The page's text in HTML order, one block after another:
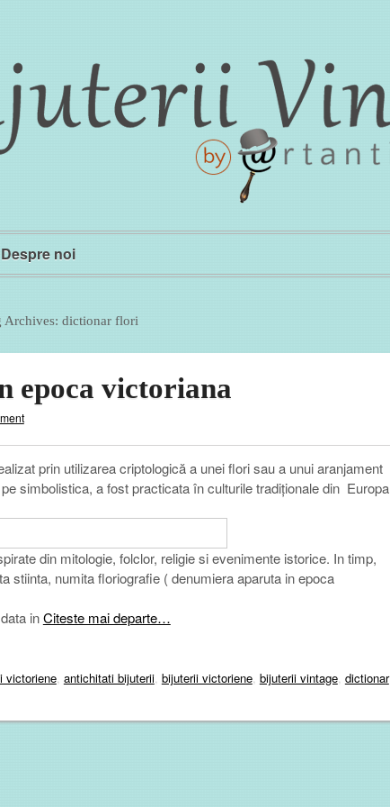
Despre noi
Archives: dictionar flori
victoriana
prin utilizarea criptologică a unei flori sau a unui aranjament
simbolistica, a fost practicata în culturile tradiționale din Europa
din mitologie, folclor, religie si evenimente istorice. In timp,
stiinta, numitafloriografie( denumiera aparuta in epoca
inCiteste mai departe…
victoriene, antichitati bijuterii, bijuterii victoriene, bijuterii vintage, dictionar